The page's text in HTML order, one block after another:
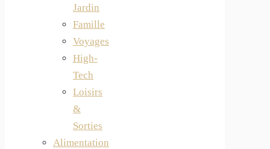
Jardin
Famille
Voyages
High-
Tech
Loisirs
&
Sorties
Alimentation